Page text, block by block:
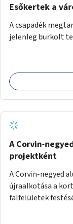
Esőkertek a
A csapadék
jelenleg burkolt
A Corvin-
projektként
A Corvin-negyed
újraalkotása a
falfelületek